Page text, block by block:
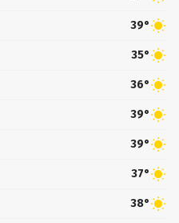
39°
35°
36°
39°
39°
37°
38°